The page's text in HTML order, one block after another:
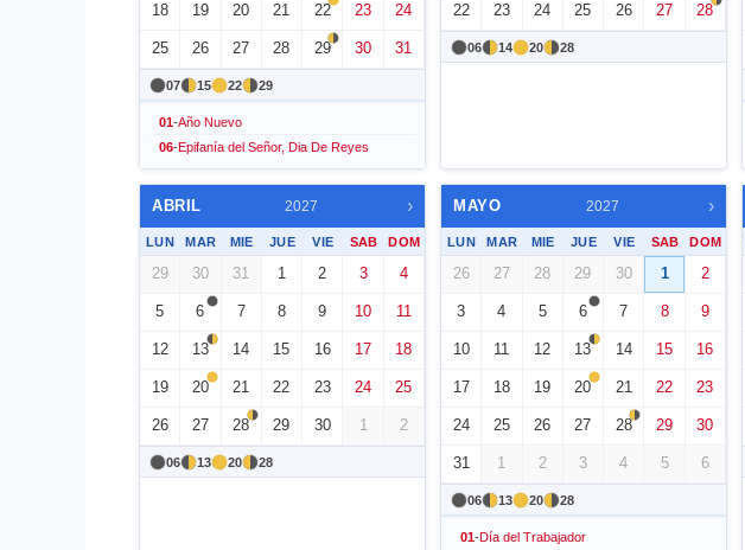
18 19 20 21 22 23 24
25 26 27 28 29 30 31
07 15 22 29
01-Año Nuevo
06-Epifanía del Señor, Dia De Reyes
22 23 24 25 26 27 28
06 14 20 28
ABRIL 2027 ›
LUN MAR MIE JUE VIE SAB DOM
29 30 31 1 2 3 4
5 6 7 8 9 10 11
12 13 14 15 16 17 18
19 20 21 22 23 24 25
26 27 28 29 30 1 2
06 13 20 28
MAYO 2027 ›
LUN MAR MIE JUE VIE SAB DOM
26 27 28 29 30 1 2
3 4 5 6 7 8 9
10 11 12 13 14 15 16
17 18 19 20 21 22 23
24 25 26 27 28 29 30
31 1 2 3 4 5 6
06 13 20 28
01-Día del Trabajador